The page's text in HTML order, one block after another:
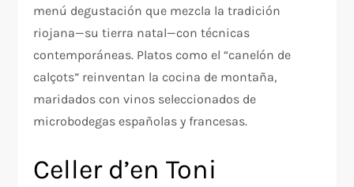
menú degustación que mezcla la tradición
riojana—su tierra natal—con técnicas
contemporáneas. Platos como el “canelón de
calçots” reinventan la cocina de montaña,
maridados con vinos seleccionados de
microbodegas españolas y francesas.
Celler d’en Toni